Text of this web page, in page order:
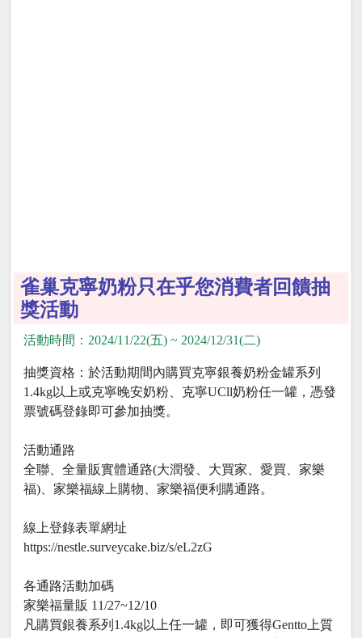
雀巢克寧奶粉只在乎您消費者回饋抽
獎活動
活動時間：2024/11/22(五) ~ 2024/12/31(二)
抽獎資格：於活動期間內購買克寧銀養奶粉金罐系列
1.4kg以上或克寧晚安奶粉、克寧UCll奶粉任一罐，憑發
票號碼登錄即可參加抽獎。
活動通路
全聯、全量販實體通路(大潤發、大買家、愛買、家樂
福)、家樂福線上購物、家樂福便利購通路。
線上登錄表單網址
https://nestle.surveycake.biz/s/eL2zG
各通路活動加碼
家樂福量販 11/27~12/10
凡購買銀養系列1.4kg以上任一罐，即可獲得Gentto上質